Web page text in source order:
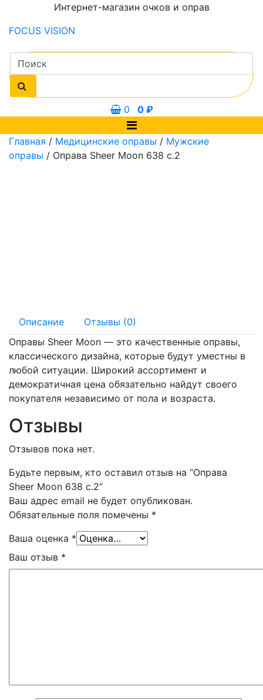
Интернет-магазин очков и оправ
FOCUS VISION
0 0 ₽
Главная / Медицинские оправы / Мужские
оправы / Оправа Sheer Moon 638 c.2
Описание
Отзывы (0)
Оправы Sheer Moon — это качественные оправы,
классического дизайна, которые будут уместны в
любой ситуации. Широкий ассортимент и
демократичная цена обязательно найдут своего
покупателя независимо от пола и возраста.
Отзывы
Отзывов пока нет.
Будьте первым, кто оставил отзыв на “Оправа
Sheer Moon 638 c.2”
Ваш адрес email не будет опубликован.
Обязательные поля помечены *
Ваша оценка *
Ваш отзыв *